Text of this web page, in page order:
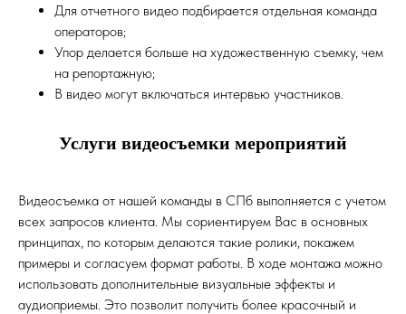
Для отчетного видео подбирается отдельная команда
операторов;
Упор делается больше на художественную съемку, чем
на репортажную;
В видео могут включаться интервью участников.
Услуги видеосъемки мероприятий
Видеосъемка от нашей команды в СПб выполняется с учетом
всех запросов клиента. Мы сориентируем Вас в основных
принципах, по которым делаются такие ролики, покажем
примеры и согласуем формат работы. В ходе монтажа можно
использовать дополнительные визуальные эффекты и
аудиоприемы. Это позволит получить более красочный и